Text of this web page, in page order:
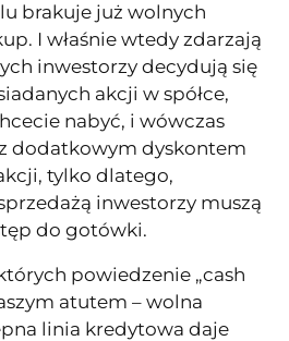
brakuje już wolnych
I właśnie wtedy zdarzają
inwestorzy decydują się
akcji w spółce,
nabyć, i wówczas
dodatkowym dyskontem
tylko dlatego,
inwestorzy muszą
do gotówki.
powiedzenie „cash
atutem – wolna
linia kredytowa daje